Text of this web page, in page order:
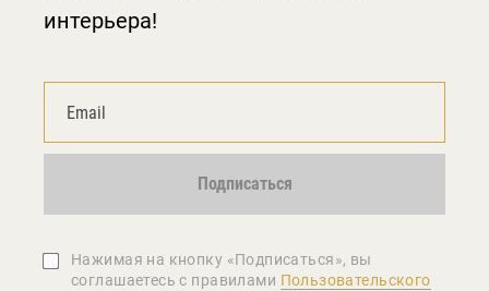
интерьера!
Подписаться
Нажимая на кнопку «Подписаться», вы
соглашаетеcь с правилами Пользовательского